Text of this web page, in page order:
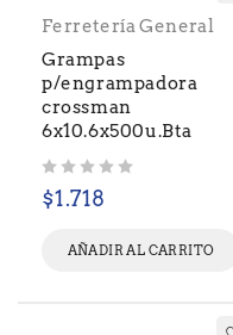
Ferretería General
Grampas
p/engrampadora
crossman
6x10.6x500u.Bta
$1.718
AÑADIR AL CARRITO